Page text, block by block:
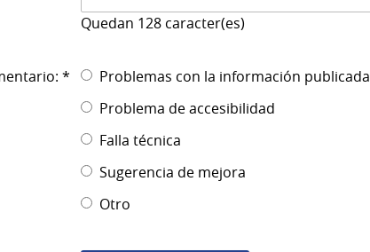
Quedan 128 caracter(es)
*
Problemas con la información publicada
Problema de accesibilidad
Falla técnica
Sugerencia de mejora
Otro